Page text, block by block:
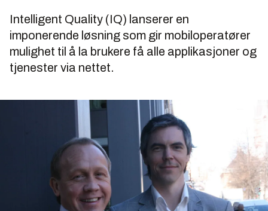
Intelligent Quality (IQ) lanserer en
imponerende løsning som gir mobiloperatører
mulighet til å la brukere få alle applikasjoner og
tjenester via nettet.